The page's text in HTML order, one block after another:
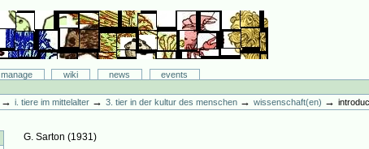
manage wiki news
events
→i. tiere im mittelalter →3. tier in der kultur des menschen →wissenschaft(en) →
G. Sarton (1931)